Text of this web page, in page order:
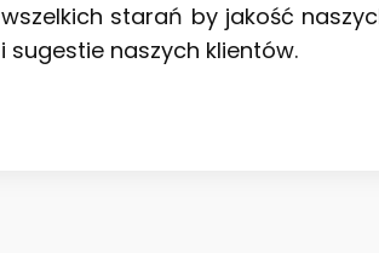
wszelkich starań by jakość
i sugestie naszych klientów.